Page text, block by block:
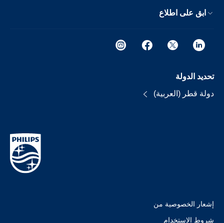
ابق على اطلاع
تحديد الدولة
دولة قطر (العربية)
إشعار الخصوصية من
شروط الإستخدام